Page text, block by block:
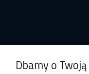
Dbamy o